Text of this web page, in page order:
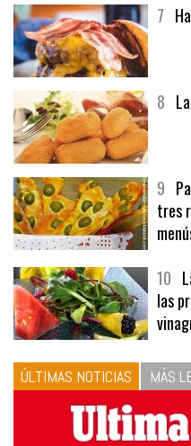
9
tres
menús
10
las
ÚLTIMAS NOTICIAS MÁS